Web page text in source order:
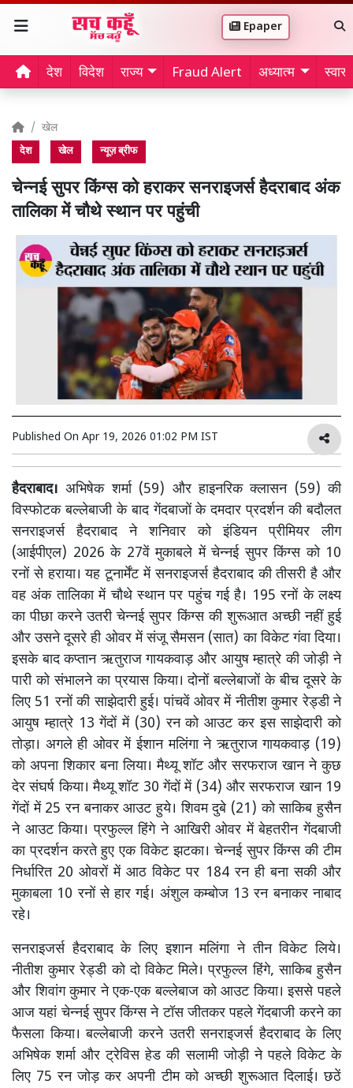
Epaper
देश विदेश राज्य Fraud Alert अध्यात्म
खेल
देश खेल न्यूज़ ब्रीफ
चेन्नई सुपर किंग्स को हराकर सनराइजर्स हैदराबाद अंक
तालिका में चौथे स्थान पर पहुंची
Published On Apr 19, 2026 01:02 PM IST
हैदराबाद।अभिषेक शर्मा (59) और हाइनरिक क्लासन (59) की
विस्फोटक बल्लेबाजी के बाद गेंदबाजों के दमदार प्रदर्शन की बदौलत
सनराइजर्स हैदराबाद ने शनिवार को इंडियन प्रीमियर लीग
(आईपीएल) 2026 के 27वें मुकाबले में चेन्नई सुपर किंग्स को 10
रनों से हराया। यह टूनार्मेंट में सनराइजर्स हैदराबाद की तीसरी है और
वह अंक तालिका में चौथे स्थान पर पहुंच गई है। 195 रनों के लक्ष्य
का पीछा करने उतरी चेन्नई सुपर किंग्स की शुरूआत अच्छी नहीं हुई
और उसने दूसरे ही ओवर में संजू सैमसन (सात) का विकेट गंवा दिया।
इसके बाद कप्तान ऋतुराज गायकवाड़ और आयुष म्हात्रे की जोड़ी ने
पारी को संभालने का प्रयास किया। दोनों बल्लेबाजों के बीच दूसरे के
लिए 51 रनों की साझेदारी हुई। पांचवें ओवर में नीतीश कुमार रेड्डी ने
आयुष म्हात्रे 13 गेंदों में (30) रन को आउट कर इस साझेदारी को
तोड़ा। अगले ही ओवर में ईशान मलिंगा ने ऋतुराज गायकवाड़ (19)
को अपना शिकार बना लिया। मैथ्यू शॉट और सरफराज खान ने कुछ
देर संघर्ष किया। मैथ्यू शॉट 30 गेंदों में (34) और सरफराज खान 19
गेंदों में 25 रन बनाकर आउट हुये। शिवम दुबे (21) को साकिब हुसैन
ने आउट किया। प्रफुल्ल हिंगे ने आखिरी ओवर में बेहतरीन गेंदबाजी
का प्रदर्शन करते हुए एक विकेट झटका। चेन्नई सुपर किंग्स की टीम
निर्धारित 20 ओवरों में आठ विकेट पर 184 रन ही बना सकी और
मुकाबला 10 रनों से हार गई। अंशुल कम्बोज 13 रन बनाकर नाबाद
रहे।
सनराइजर्स हैदराबाद के लिए इशान मलिंगा ने तीन विकेट लिये।
नीतीश कुमार रेड्डी को दो विकेट मिले। प्रफुल्ल हिंगे, साकिब हुसैन
और शिवांग कुमार ने एक-एक बल्लेबाज को आउट किया। इससे पहले
आज यहां चेन्नई सुपर किंग्स ने टॉस जीतकर पहले गेंदबाजी करने का
फैसला किया। बल्लेबाजी करने उतरी सनराइजर्स हैदराबाद के लिए
अभिषेक शर्मा और ट्रेविस हेड की सलामी जोड़ी ने पहले विकेट के
लिए 75 रन जोड़ कर अपनी टीम को अच्छी शुरूआत दिलाई। छठें